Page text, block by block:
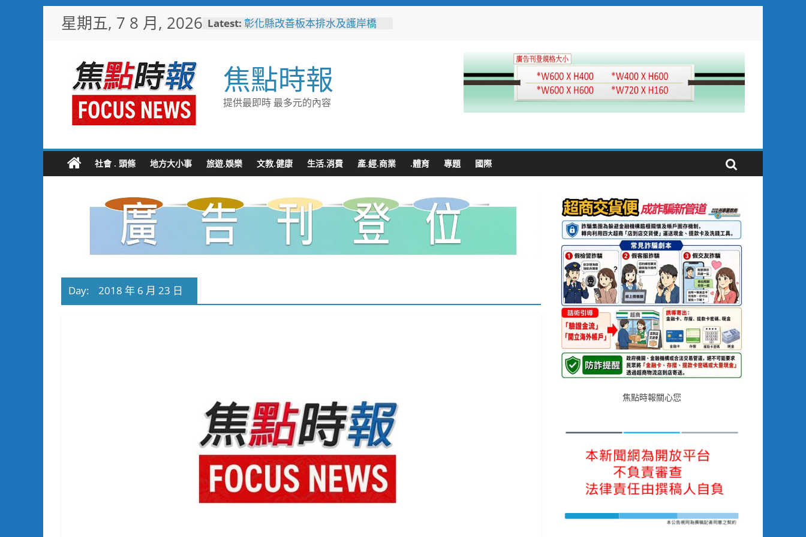
星期五, 7 8 月, 2026 Latest: 彰化縣改善板本排水及護岸橋
少子化時代的地方解方！彰化市
未婚聯誼6年促成10對佳偶
彰化縣長參選人魏平政率議員團
隊攜手造勢 盼翻轉彰化打造新
焦點時報
提供最即時 最多元的內容
社會 . 頭條 地方大小事 旅遊.娛樂 文教.健康 生活.消費 產.經.商業 .體育 專題 國際
Day: 2018 年 6 月 23 日
焦點時報關心您